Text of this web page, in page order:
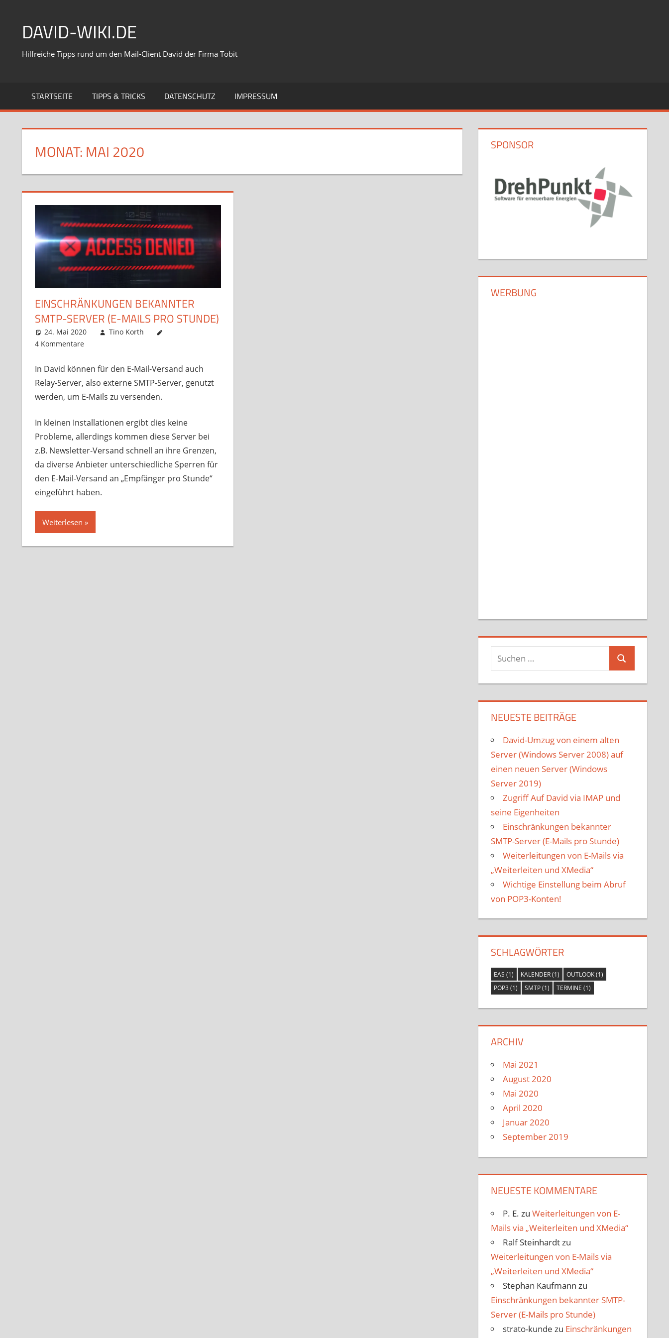
springenDAVID-WIKI.DE
Hilfreiche Tipps rund um den Mail-Client David der Firma Tobit
STARTSEITE TIPPS & TRICKS DATENSCHUTZ IMPRESSUM
MONAT: MAI 2020
EINSCHRÄNKUNGEN BEKANNTER
SMTP-SERVER (E-MAILS PRO STUNDE)
24. Mai 2020 Tino Korth
4 Kommentare
In David können für den E-Mail-Versand auch
Relay-Server, also externe SMTP-Server, genutzt
werden, um E-Mails zu versenden.
In kleinen Installationen ergibt dies keine
Probleme, allerdings kommen diese Server bei
z.B. Newsletter-Versand schnell an ihre Grenzen,
da diverse Anbieter unterschiedliche Sperren für
den E-Mail-Versand an „Empfänger pro Stunde“
eingeführt haben.
Weiterlesen
SPONSOR
WERBUNG
Suchen
nach:
Suchen
NEUESTE BEITRÄGE
David-Umzug von einem alten
Server (Windows Server 2008) auf
einen neuen Server (Windows
Server 2019)
Zugriff Auf David via IMAP und
seine Eigenheiten
Einschränkungen bekannter
SMTP-Server (E-Mails pro Stunde)
Weiterleitungen von E-Mails via
„Weiterleiten und XMedia“
Wichtige Einstellung beim Abruf
von POP3-Konten!
SCHLAGWÖRTER
EAS (1) KALENDER(1) OUTLOOK(1)
POP3 (1) SMTP(1) TERMINE (1)
ARCHIV
Mai 2021
August 2020
Mai 2020
April 2020
Januar 2020
September 2019
NEUESTE KOMMENTARE
P. E. zuWeiterleitungen von E-
Mails via „Weiterleiten und XMedia“
Ralf Steinhardtzu
Weiterleitungen von E-Mails via
„Weiterleiten und XMedia“
Stephan Kaufmann zu
Einschränkungen bekannter SMTP-
Server (E-Mails pro Stunde)
strato-kunde zu Einschränkungen